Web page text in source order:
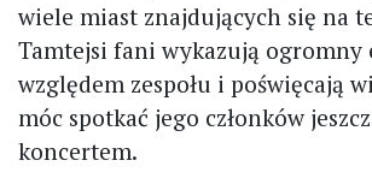
wiele miast znajdujących się na
Tamtejsi fani wykazują ogromny
względem zespołu i poświęcają
móc spotkać jego członków
koncertem.